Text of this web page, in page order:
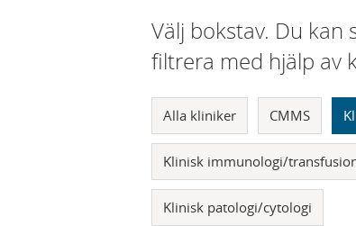
Välj bokstav. Du kan
filtrera med hjälp av
Alla kliniker CMMS
Klinisk immunologi/
Klinisk patologi/cytologi